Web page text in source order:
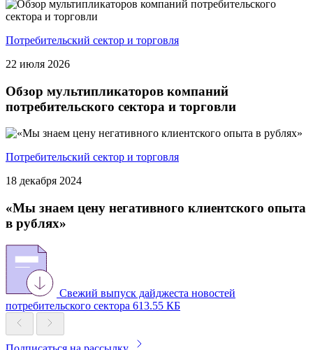
Потребительский сектор и торговля
22 июля 2026
Обзор мультипликаторов компаний
потребительского сектора и торговли
Потребительский сектор и торговля
18 декабря 2024
«Мы знаем цену негативного клиентского опыта
в рублях»
Свежий выпуск дайджеста новостей
потребительского сектора 613.55 КБ